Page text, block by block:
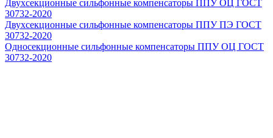
Двухсекционные сильфонные компенсаторы ППУ ОЦ ГОСТ
30732-2020
Двухсекционные сильфонные компенсаторы ППУ ПЭ ГОСТ
30732-2020
Односекционные сильфонные компенсаторы ППУ ОЦ ГОСТ
30732-2020